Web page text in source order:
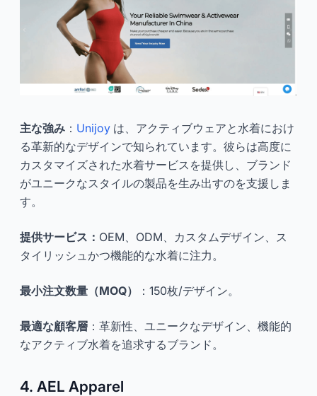
主な強み ： Unijoy は、アクティブウェアと水着におけ
る革新的なデザインで知られています。彼らは高度に
カスタマイズされた水着サービスを提供し、ブランド
がユニークなスタイルの製品を生み出すのを支援しま
す。
提供サービス： OEM、ODM、カスタムデザイン、ス
タイリッシュかつ機能的な水着に注力。
最小注文数量（MOQ） ：150枚/デザイン。
最適な顧客層 ：革新性、ユニークなデザイン、機能的
なアクティブ水着を追求するブランド。
4. AEL Apparel